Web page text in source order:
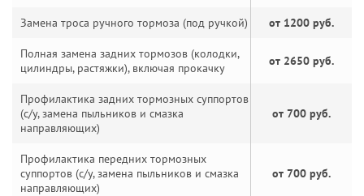
Замена троса ручного тормоза (под ручкой) от 1200 руб.
Полная замена задних тормозов (колодки,
цилиндры, растяжки), включая прокачку
от 2650 руб.
Профилактика задних тормозных суппортов
(с/у, замена пыльников и смазка
направляющих)
от 700 руб.
Профилактика передних тормозных
суппортов (с/у, замена пыльников и смазка
направляющих)
от 700 руб.